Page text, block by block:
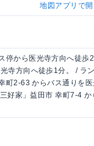
地図アプリで
停から医光寺方向へ徒歩2
寺方向へ徒歩1分。 / ラ
町2-63 からバス通りを
好家」益田市 幸町7-4 か